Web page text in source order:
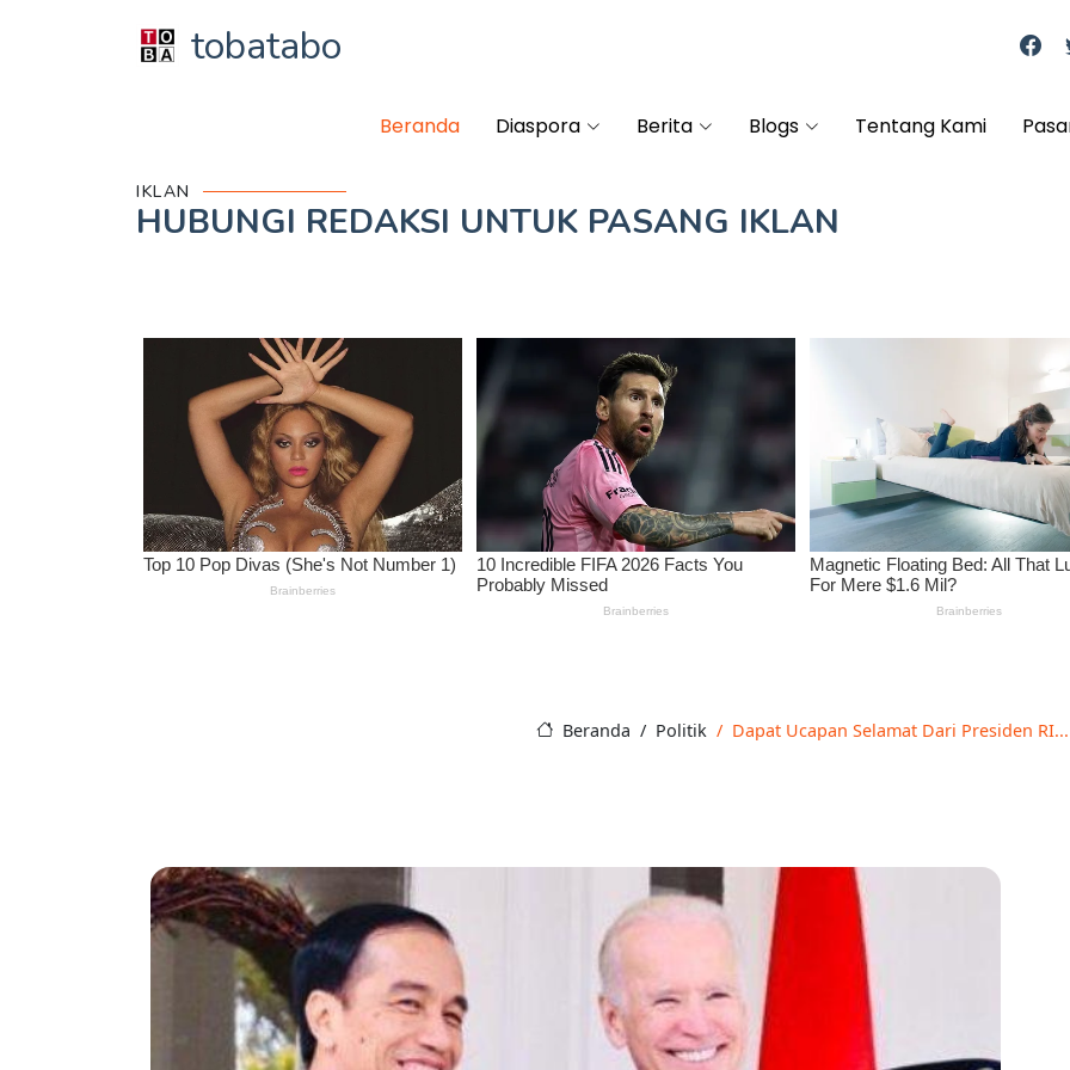
tobatabo
Beranda Diaspora Berita Blogs Tentang Kami
IKLAN
HUBUNGI REDAKSI UNTUK PASANG IKLAN
Beranda Politik Dapat Ucapan Selamat Dari Presiden RI...